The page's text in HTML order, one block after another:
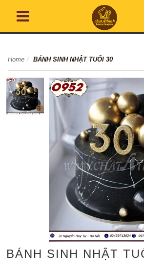
Home / BÁNH SINH NHẬT TUỔI 30
BÁNH SINH NHẬT